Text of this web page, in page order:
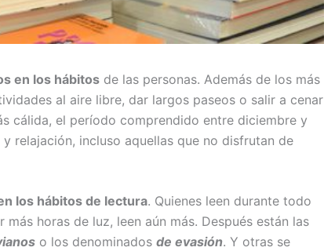
en los hábitos de las personas. Además de los más
al aire libre, dar largos paseos o salir a cenar
cálida, el período comprendido entre diciembre y
relajación, incluso aquellas que no disfrutan de
los hábitos de lectura. Quienes leen durante todo
horas de luz, leen aún más. Después están las
o los denominados de evasión. Y otras se